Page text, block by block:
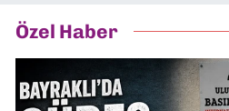
Özel Haber